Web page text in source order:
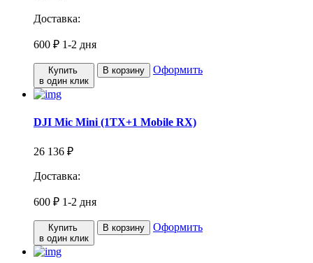
Доставка:
600 ₽ 1-2 дня
Купить
в один клик
В корзину Оформить
DJI Mic Mini (1TX+1 Mobile RX)
26 136 ₽
Доставка:
600 ₽ 1-2 дня
Купить
в один клик
В корзину Оформить